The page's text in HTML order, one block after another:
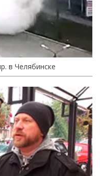
в Челябинске